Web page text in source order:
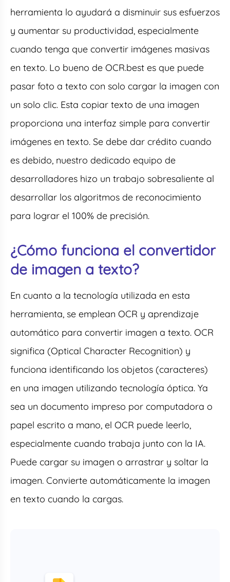
herramienta lo ayudará a disminuir sus esfuerzos
y aumentar su productividad, especialmente
cuando tenga que convertir imágenes masivas
en texto. Lo bueno de OCR.best es que puede
pasar foto a texto con solo cargar la imagen con
un solo clic. Esta copiar texto de una imagen
proporciona una interfaz simple para convertir
imágenes en texto. Se debe dar crédito cuando
es debido, nuestro dedicado equipo de
desarrolladores hizo un trabajo sobresaliente al
desarrollar los algoritmos de reconocimiento
para lograr el 100% de precisión.
¿Cómo funciona el convertidor
de imagen a texto?
En cuanto a la tecnología utilizada en esta
herramienta, se emplean OCR y aprendizaje
automático para convertir imagen a texto. OCR
significa (Optical Character Recognition) y
funciona identificando los objetos (caracteres)
en una imagen utilizando tecnología óptica. Ya
sea un documento impreso por computadora o
papel escrito a mano, el OCR puede leerlo,
especialmente cuando trabaja junto con la IA.
Puede cargar su imagen o arrastrar y soltar la
imagen. Convierte automáticamente la imagen
en texto cuando la cargas.